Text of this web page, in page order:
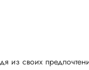
из своих